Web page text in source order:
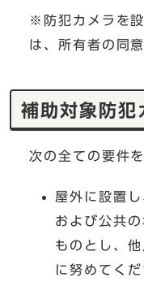
※防犯カメラを
は、所有者の同
補助対象防犯
次の全ての要件
屋外に設置
および公共
ものとし、
に努めてくだ